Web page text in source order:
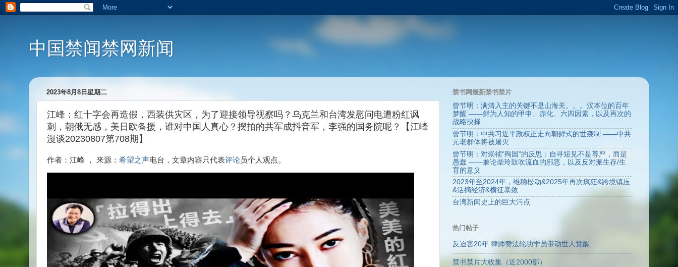
中国禁闻禁网新闻
2023年8月8日星期二
江峰：红十字会再造假，西装供灾区，为了迎接领导视察吗？乌克兰和台湾发慰问电遭粉红讽
刺，朝俄无感，美日欧备援，谁对中国人真心？摆拍的共军成抖音军，李强的国务院呢？【江峰
漫谈20230807第708期】
作者：江峰 ， 来源： 希望之声电台，文章内容只代表评论员个人观点。
禁书网最新禁书禁片
曾节明：满清入主的关键不是山海关。。。汉本位的百年
梦醒 ——鲜为人知的甲申、赤化、六四因素，以及再次的
战略抉择
曾节明：中共习近平政权正走向朝鲜式的世袭制 ——中共
元老群体将被屠灭
曾节明：对崇祯“殉国”的反思：自寻短见不是尊严，而是
愚蠢 ——兼论柴玲鼓吹流血的邪恶，以及反对派生存/生
育的意义
2023年至2024年，维稳松动&2025年再次疯狂&跨境镇压
&活摘经济&横征暴敛
台湾新闻史上的巨大污点
热门帖子
反迫害20年 律师赞法轮功学员带动世人觉醒
禁书禁片大收集（近2000部）